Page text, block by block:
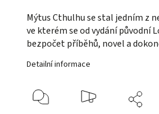
Mýtus Cthulhu se stal jedním z
ve kterém se od vydání původní
bezpočet příběhů, novel a
Detailní informace